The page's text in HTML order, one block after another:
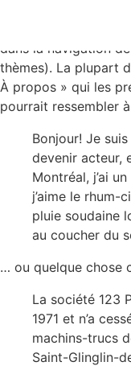
Ceci est une page
blogue parce
dans la navigation
thèmes). La plupart
À propos » qui les
pourrait ressembler
Bonjour! Je
devenir acteur,
Montréal, j’ai
j’aime le rhum-
pluie soudaine
au coucher du
… ou quelque chose
La société 123
1971 et n’a
machins-trucs
Saint-Glinglin-